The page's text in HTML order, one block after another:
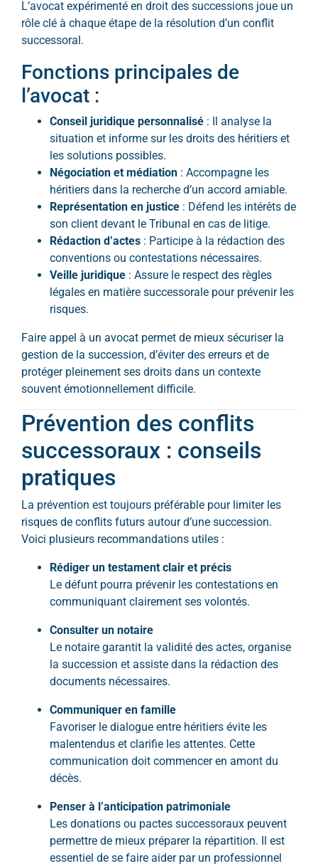
L’avocat expérimenté en droit des successions joue un
rôle clé à chaque étape de la résolution d’un conflit
successoral.
Fonctions principales de
l’avocat :
Conseil juridique personnalisé : Il analyse la
situation et informe sur les droits des héritiers et
les solutions possibles.
Négociation et médiation : Accompagne les
héritiers dans la recherche d’un accord amiable.
Représentation en justice : Défend les intérêts de
son client devant le Tribunal en cas de litige.
Rédaction d’actes : Participe à la rédaction des
conventions ou contestations nécessaires.
Veille juridique : Assure le respect des règles
légales en matière successorale pour prévenir les
risques.
Faire appel à un avocat permet de mieux sécuriser la
gestion de la succession, d’éviter des erreurs et de
protéger pleinement ses droits dans un contexte
souvent émotionnellement difficile.
Prévention des conflits
successoraux : conseils
pratiques
La prévention est toujours préférable pour limiter les
risques de conflits futurs autour d’une succession.
Voici plusieurs recommandations utiles :
Rédiger un testament clair et précis
Le défunt pourra prévenir les contestations en
communiquant clairement ses volontés.
Consulter un notaire
Le notaire garantit la validité des actes, organise
la succession et assiste dans la rédaction des
documents nécessaires.
Communiquer en famille
Favoriser le dialogue entre héritiers évite les
malentendus et clarifie les attentes. Cette
communication doit commencer en amont du
décès.
Penser à l’anticipation patrimoniale
Les donations ou pactes successoraux peuvent
permettre de mieux préparer la répartition. Il est
essentiel de se faire aider par un professionnel